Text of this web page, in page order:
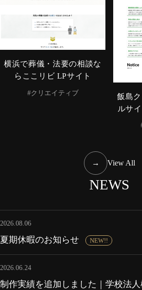
横浜で葬儀・法要の相談な
らここリビ LPサイト
#クリエイティブ
飯島
ルサ
→ View All
NEWS
2026.08.06
夏期休暇のお知らせ NEW!!
2026.06.24
制作実績を追加しました｜学校法